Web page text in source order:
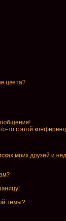
цвета?
то с этой
моих друзей и
темы?